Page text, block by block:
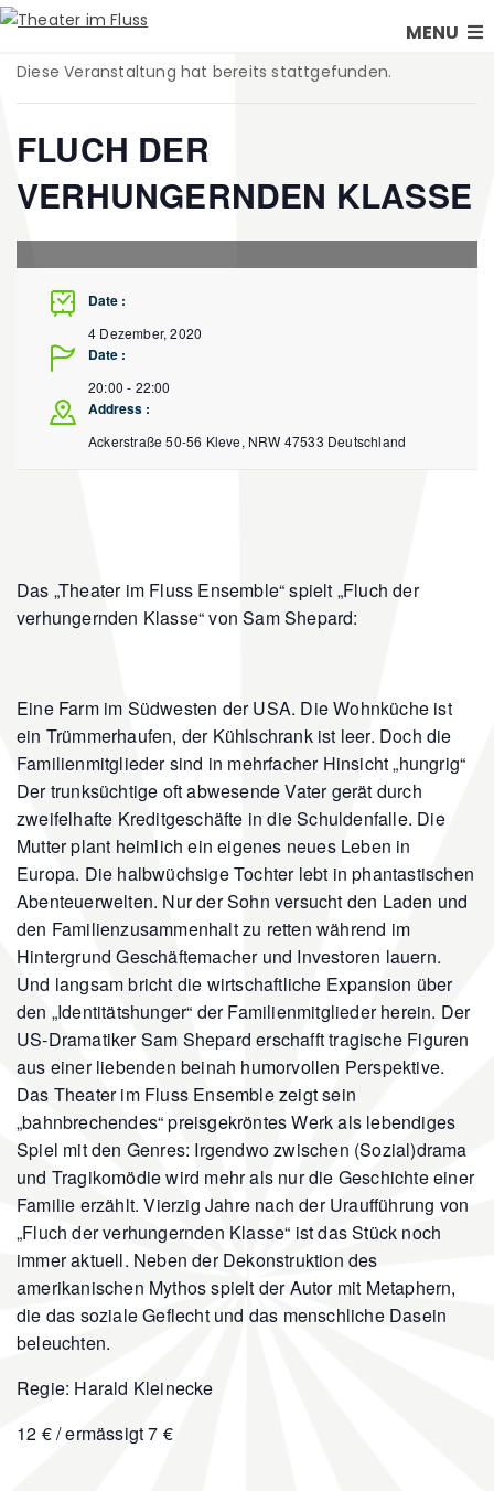
MENU
Diese Veranstaltung hat bereits stattgefunden.
FLUCH DER
VERHUNGERNDEN KLASSE
Date :
4 Dezember, 2020
Date :
20:00 - 22:00
Address :
Ackerstraße 50-56 Kleve, NRW 47533 Deutschland
Das „Theater im Fluss Ensemble“ spielt „Fluch der
verhungernden Klasse“ von Sam Shepard:
Eine Farm im Südwesten der USA. Die Wohnküche ist
ein Trümmerhaufen, der Kühlschrank ist leer. Doch die
Familienmitglieder sind in mehrfacher Hinsicht „hungrig“
Der trunksüchtige oft abwesende Vater gerät durch
zweifelhafte Kreditgeschäfte in die Schuldenfalle. Die
Mutter plant heimlich ein eigenes neues Leben in
Europa. Die halbwüchsige Tochter lebt in phantastischen
Abenteuerwelten. Nur der Sohn versucht den Laden und
den Familienzusammenhalt zu retten während im
Hintergrund Geschäftemacher und Investoren lauern.
Und langsam bricht die wirtschaftliche Expansion über
den „Identitätshunger“ der Familienmitglieder herein. Der
US-Dramatiker Sam Shepard erschafft tragische Figuren
aus einer liebenden beinah humorvollen Perspektive.
Das Theater im Fluss Ensemble zeigt sein
„bahnbrechendes“ preisgekröntes Werk als lebendiges
Spiel mit den Genres: Irgendwo zwischen (Sozial)drama
und Tragikomödie wird mehr als nur die Geschichte einer
Familie erzählt. Vierzig Jahre nach der Uraufführung von
„Fluch der verhungernden Klasse“ ist das Stück noch
immer aktuell. Neben der Dekonstruktion des
amerikanischen Mythos spielt der Autor mit Metaphern,
die das soziale Geflecht und das menschliche Dasein
beleuchten.
Regie: Harald Kleinecke
12 € / ermässigt 7 €